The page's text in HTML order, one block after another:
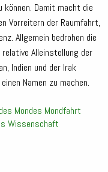
können. Damit macht die
Vorreitern der Raumfahrt,
Allgemein bedrohen die
Alleinstellung der
Indien und der Irak
Namen zu machen.
Mondes Mondfahrt
Wissenschaft